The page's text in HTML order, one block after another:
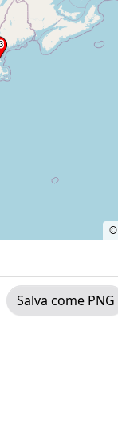
©
Salva come PNG